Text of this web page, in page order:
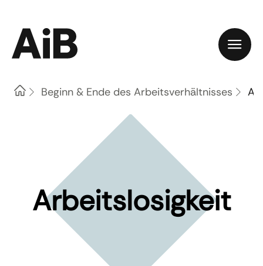
HomeBeginn & Ende des Arbeitsverhältnisses
Arbeitslosigkeit